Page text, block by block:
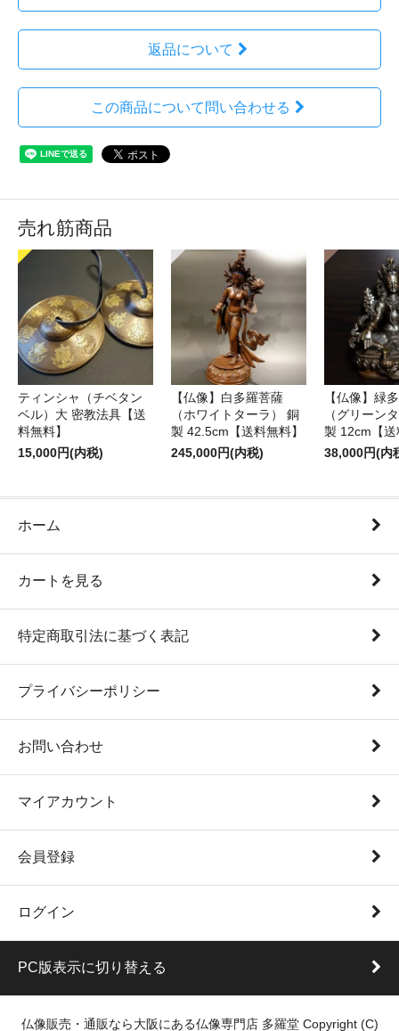
返品について
この商品について問い合わせる
売れ筋商品
ティンシャ（チベタン
ベル）大 密教法具【送
料無料】
15,000円(内税)
【仏像】白多羅菩薩
（ホワイトターラ） 銅
製 42.5cm【送料無料】
245,000円(内税)
【仏像】緑
（グリーン
製 12cm【
38,000円(内
ホーム
カートを見る
特定商取引法に基づく表記
プライバシーポリシー
お問い合わせ
マイアカウント
会員登録
ログイン
PC版表示に切り替える
仏像販売・通販なら大阪にある仏像専門店 多羅堂 Copyright (C)